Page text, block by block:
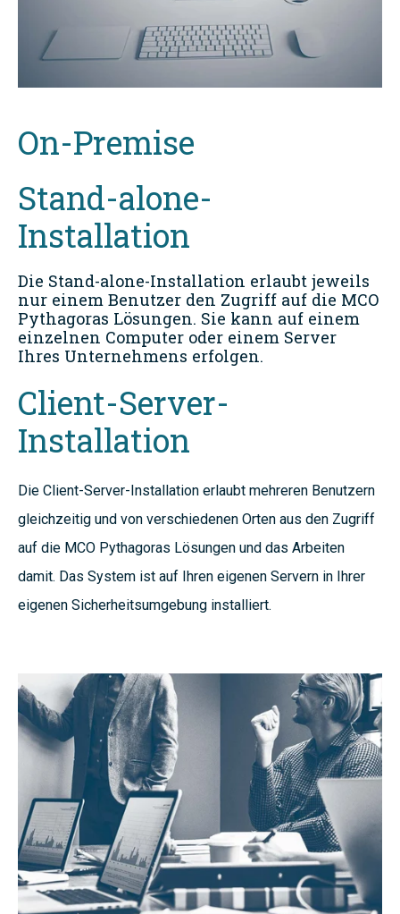
On-Premise
Stand-alone-
Installation
Die Stand-alone-Installation erlaubt jeweils
nur einem Benutzer den Zugriff auf die MCO
Pythagoras Lösungen. Sie kann auf einem
einzelnen Computer oder einem Server
Ihres Unternehmens erfolgen.
Client-Server-
Installation
Die Client-Server-Installation erlaubt mehreren Benutzern
gleichzeitig und von verschiedenen Orten aus den Zugriff
auf die MCO Pythagoras Lösungen und das Arbeiten
damit. Das System ist auf Ihren eigenen Servern in Ihrer
eigenen Sicherheitsumgebung installiert.